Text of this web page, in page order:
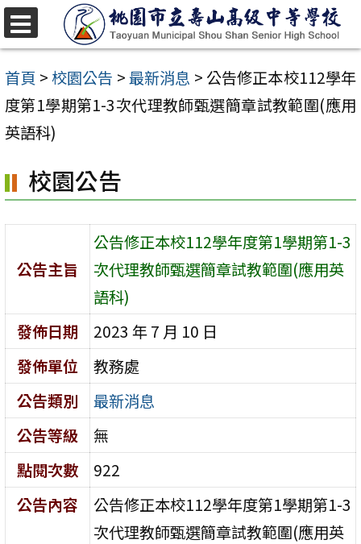
跳
至
主
要
內
區
首頁 >校園公告 >最新消息 > 公告修正本校112學年
度第1學期第1-3次代理教師甄選簡章試教範圍(應用
英語科)
校園公告
公告主旨
公告修正本校112學年度第1學期第1-3
次代理教師甄選簡章試教範圍(應用英
語科)
發佈日期
2023 年 7 月 10 日
發佈單位
教務處
公告類別
最新消息
公告等級
無
點閱次數
922
公告內容
公告修正本校112學年度第1學期第1-3
次代理教師甄選簡章試教範圍(應用英
選
單